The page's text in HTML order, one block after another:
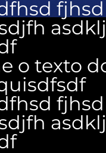
o texto